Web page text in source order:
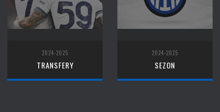
2024-2025
TRANSFERY
2024-2025
SEZON